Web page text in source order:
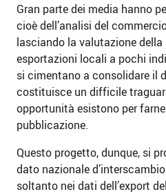
Gran parte dei media hanno
cioè dell’analisi del
lasciando la valutazione della
esportazioni locali a pochi
si cimentano a consolidare il
costituisce un difficile
opportunità esistono per
pubblicazione.
Questo progetto, dunque, si
dato nazionale
soltanto nei dati dell’export